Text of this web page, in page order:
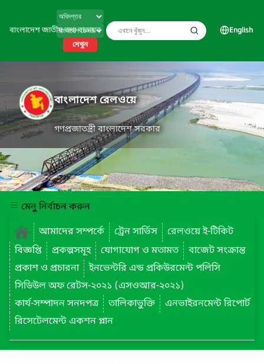
বাংলাদেশ জাতীয় তথ্য বাতায়ন
দেখুন
English
বাংলাদেশ রেলওয়ে
গণপ্রজাতন্ত্রী বাংলাদেশ সরকার
মেনু নির্বাচন করুন
আমাদের সম্পর্কে
ট্রেন সার্ভিস
রেলওয়ে ই-টিকিট
বিজ্ঞপ্তি
প্রকল্পসমূহ যোগাযোগ ও মতামত
বাজেট সংক্রান্ত
প্রকাশ ও প্রচারনা
ইনভেন্টরি এন্ড প্রকিউরমেন্ট পলিসি
সিডিউল অফ রেটস-২০২১ (এসওআর-২০২১)
কার্য-সম্পাদন সনদপত্র
তালিকাভুক্তি
এনভাইরনমেন্ট রিপোর্ট
রিসেটেলমেন্ট একশন প্লান